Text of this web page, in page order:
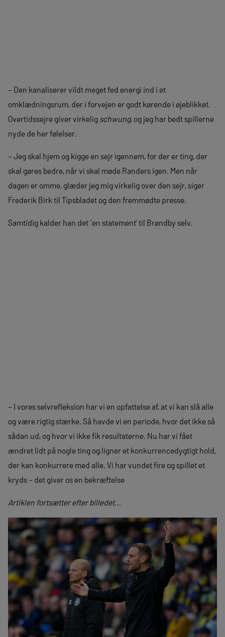
– Den kanaliserer vildt meget fed energi ind i et
omklædningsrum, der i forvejen er godt kørende i øjeblikket.
Overtidssejre giver virkelig schwung, og jeg har bedt spillerne
nyde de her følelser.
– Jeg skal hjem og kigge en sejr igennem, for der er ting, der
skal gøres bedre, når vi skal møde Randers igen. Men når
dagen er omme, glæder jeg mig virkelig over den sejr, siger
Frederik Birk til Tipsbladet og den fremmødte presse.
Samtidig kalder han det ‘en statement’ til Brøndby selv.
– I vores selvrefleksion har vi en opfattelse af, at vi kan slå alle
og være rigtig stærke. Så havde vi en periode, hvor det ikke så
sådan ud, og hvor vi ikke fik resultaterne. Nu har vi fået
ændret lidt på nogle ting og ligner et konkurrencedygtigt hold,
der kan konkurrere med alle. Vi har vundet fire og spillet et
kryds – det giver os en bekræftelse
Artiklen fortsætter efter billedet…